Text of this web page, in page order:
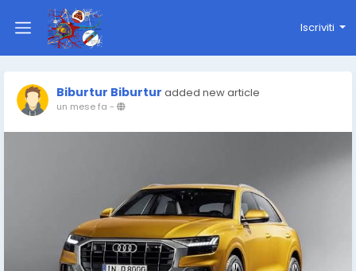
Iscriviti
Biburtur Biburtur added new article
un mese fa -